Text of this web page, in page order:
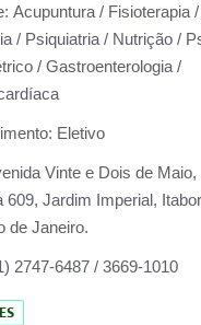
Acupuntura / Fisioterapia /
/ Psiquiatria / Nutrição /
/ Gastroenterologia /
Eletivo
Vinte e Dois de Maio,
609, Jardim Imperial,
de Janeiro.
2747-6487 / 3669-1010